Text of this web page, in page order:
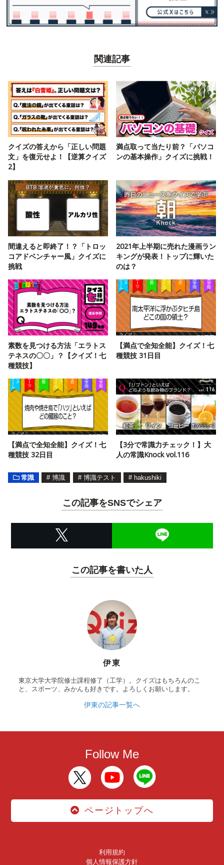
関連記事
クイズの答えから「正しい問題
文」を復元せよ！【逆算クイズ
2】
満点取って当たり前？「パソコ
ンの基本操作」クイズに挑戦！
間違えると即終了！？「トロッ
コアドベンチャー風」クイズに
挑戦
2021年上半期に売れた漫画ラン
キングが発表！トップに輝いた
のは？
素数を見つける方法「エラトス
テネスの〇〇」？【クイズ！七
種競技】
【満点で全知全能】クイズ！七
種競技 31日目
【満点で全知全能】クイズ！七
種競技 32日目
【3分で常識力チェック！】大
人の常識Knock vol.116
常識 # 博識 # 博識テスト # hakushiki
この記事をSNSでシェア
この記事を書いた人
伊東
東京大学大学院修士課程修了（工学）。クイズはもちろんのこ
と、スポーツ、みかんも好きです。よろしくお願いします。
伊東の記事一覧へ
Follow Me
ページトップへ
利用規約
個人情報保護方針